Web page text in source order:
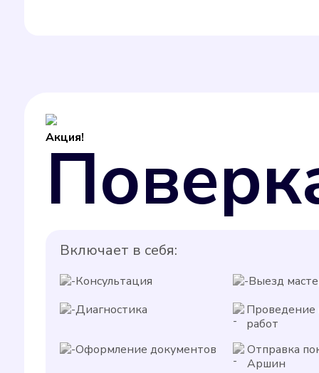
Акция!
Включает в себя:
Консультация
Выезд
Диагностика
Проведение
работ
Оформление документов
Отправка
Аршин